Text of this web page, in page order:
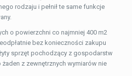
rodzaju i pełnił te same funkcje
o powierzchni co najmniej 400 m2
bez konieczności zakupu
sprzęt pochodzący z gospodarstw
z zewnętrznych wymiarów nie